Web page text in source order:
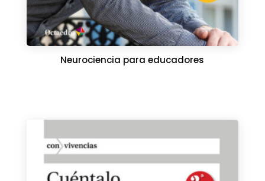
Neurociencia para educadores